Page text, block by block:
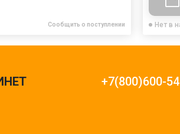
Сообщить о поступлении Нет в
+7(800)600-